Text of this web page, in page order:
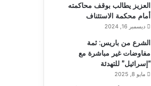
العزيز يطالب بوقف محاكمته
أمام محكمة الاستئناف
ديسمبر 16, 2024
الشرع من باريس: ثمة
مفاوضات غير مباشرة مع
“إسرائيل” للتهدئة
مايو 8, 2025